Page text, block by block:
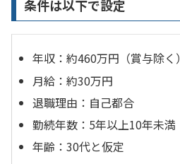
条件は以下で設定
年収：約460万円（賞与除く）
月給：約30万円
退職理由：自己都合
勤続年数：5年以上10年未満
年齢：30代と仮定